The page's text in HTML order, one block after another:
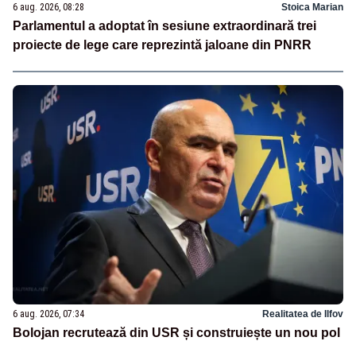
6 aug. 2026, 08:28 Stoica Marian
Parlamentul a adoptat în sesiune extraordinară trei
proiecte de lege care reprezintă jaloane din PNRR
6 aug. 2026, 07:34 Realitatea de Ilfov
Bolojan recrutează din USR și construiește un nou pol